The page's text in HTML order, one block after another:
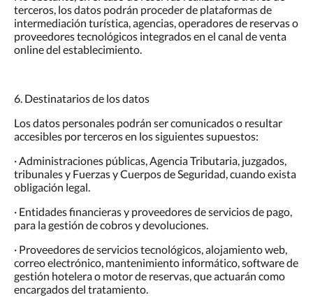
terceros, los datos podrán proceder de plataformas de
intermediación turística, agencias, operadores de reservas o
proveedores tecnológicos integrados en el canal de venta
online del establecimiento.
6. Destinatarios de los datos
Los datos personales podrán ser comunicados o resultar
accesibles por terceros en los siguientes supuestos:
· Administraciones públicas, Agencia Tributaria, juzgados,
tribunales y Fuerzas y Cuerpos de Seguridad, cuando exista
obligación legal.
· Entidades financieras y proveedores de servicios de pago,
para la gestión de cobros y devoluciones.
· Proveedores de servicios tecnológicos, alojamiento web,
correo electrónico, mantenimiento informático, software de
gestión hotelera o motor de reservas, que actuarán como
encargados del tratamiento.